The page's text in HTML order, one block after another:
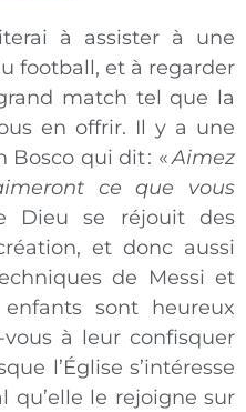
à assister à une
football, et à regarder
match tel que la
en offrir. Il y a une
Bosco qui dit : «Aimez
ce que vous
Dieu se réjouit des
et donc aussi
de Messi et
sont heureux
à leur confisquer
l’Église s’intéresse
qu’elle le rejoigne sur